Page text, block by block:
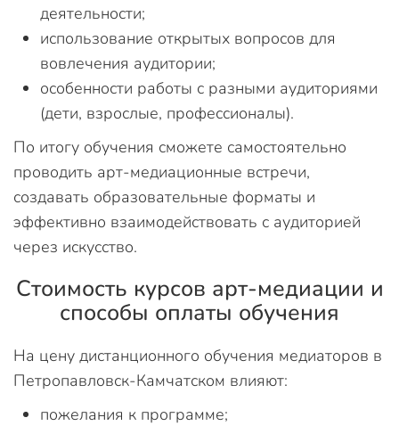
деятельности;
использование открытых вопросов для
вовлечения аудитории;
особенности работы с разными аудиториями
(дети, взрослые, профессионалы).
По итогу обучения сможете самостоятельно
проводить арт-медиационные встречи,
создавать образовательные форматы и
эффективно взаимодействовать с аудиторией
через искусство.
Стоимость курсов арт-медиации и
способы оплаты обучения
На цену дистанционного обучения медиаторов в
Петропавловск-Камчатском влияют:
пожелания к программе;